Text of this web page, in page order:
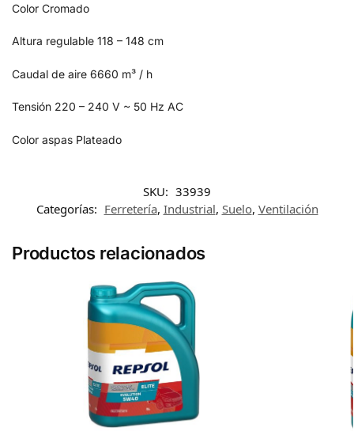
Color Cromado
Altura regulable 118 – 148 cm
Caudal de aire 6660 m³ / h
Tensión 220 – 240 V ~ 50 Hz AC
Color aspas Plateado
SKU: 33939
Categorías: Ferretería, Industrial, Suelo, Ventilación
Productos relacionados